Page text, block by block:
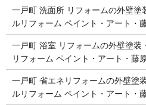
一戸町 洗面所 リフォームの外壁塗
ルリフォーム ペイント・アート・
一戸町 浴室 リフォームの外壁塗装
リフォーム ペイント・アート・藤
一戸町 省エネリフォームの外壁塗
ルリフォーム ペイント・アート・